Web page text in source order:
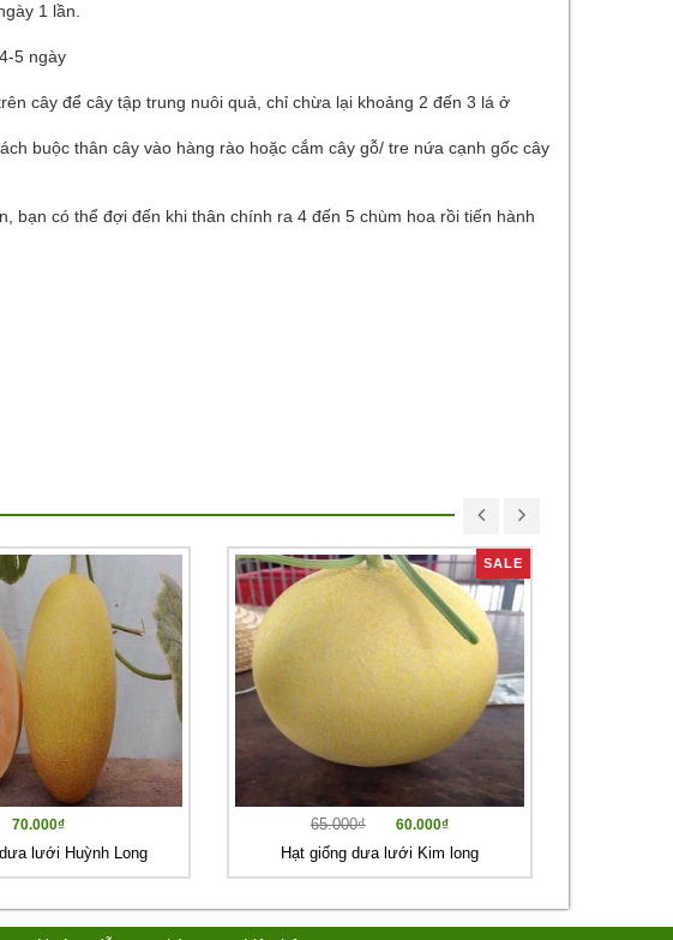
1 lần.
5 ngày
cây để cây tập trung nuôi quả, chỉ chừa lại khoảng 2 đến 3 lá ở
buộc thân cây vào hàng rào hoặc cắm cây gỗ/ tre nứa cạnh gốc cây
bạn có thể đợi đến khi thân chính ra 4 đến 5 chùm hoa rồi tiến hành
70.000₫
lưới Huỳnh Long
SALE
65.000₫ 60.000₫
Hạt giống dưa lưới Kim long